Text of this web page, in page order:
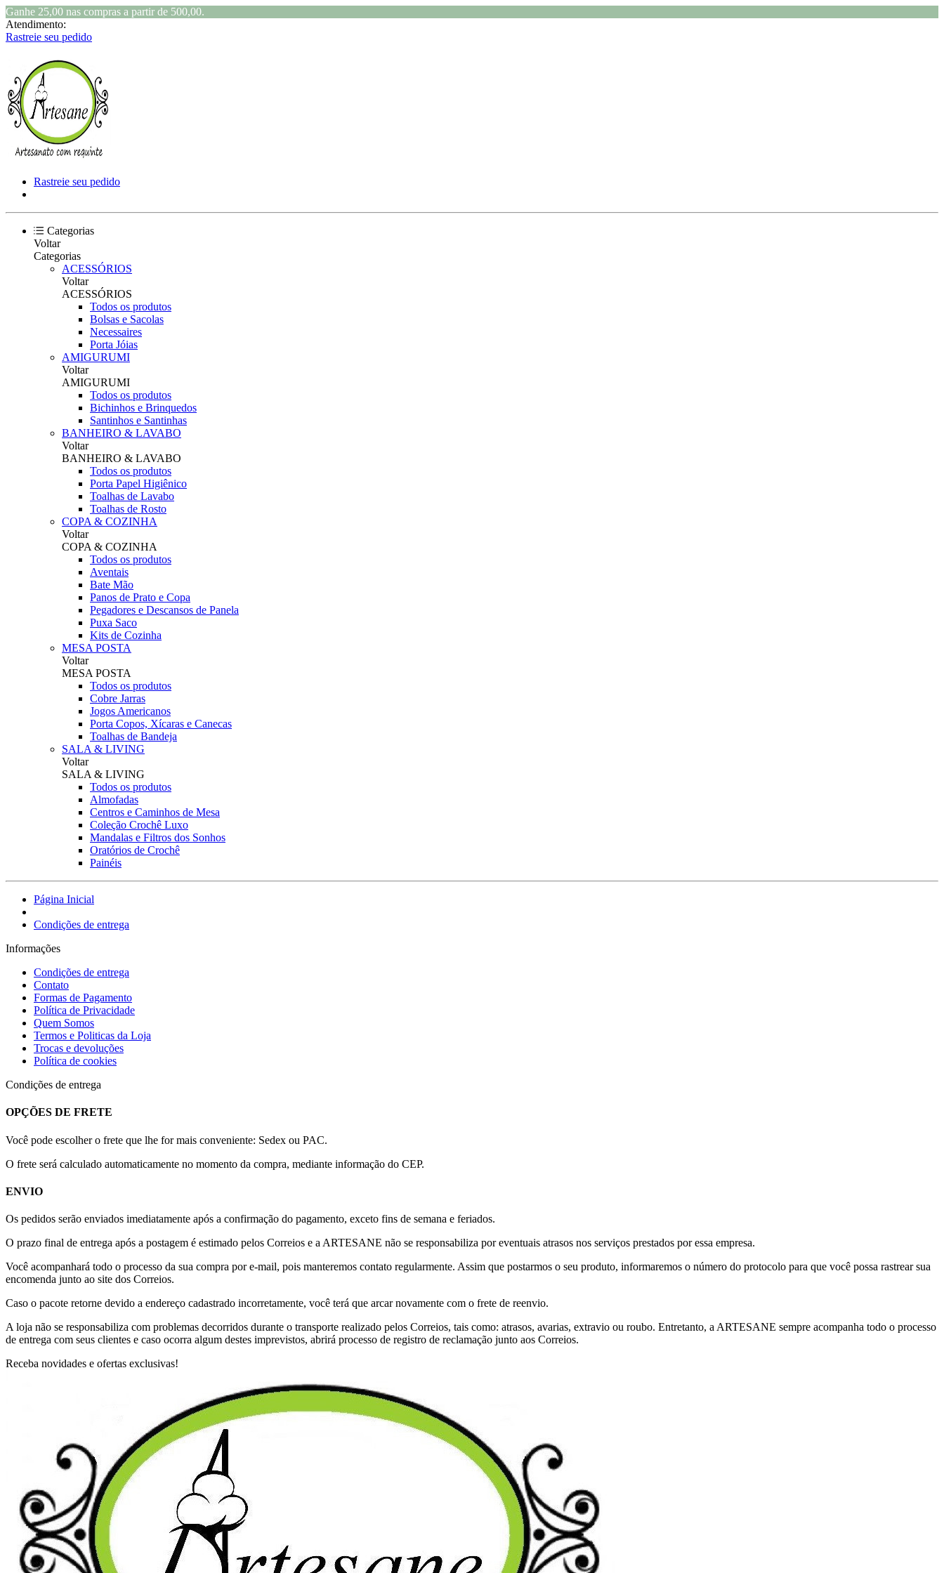
Ganhe 25,00 nas compras a partir de 500,00.
Atendimento:
Rastreie seu pedido
Rastreie seu pedido
Categorias
Voltar
Categorias
ACESSÓRIOS
Voltar
ACESSÓRIOS
Todos os produtos
Bolsas e Sacolas
Necessaires
Porta Jóias
AMIGURUMI
Voltar
AMIGURUMI
Todos os produtos
Bichinhos e Brinquedos
Santinhos e Santinhas
BANHEIRO & LAVABO
Voltar
BANHEIRO & LAVABO
Todos os produtos
Porta Papel Higiênico
Toalhas de Lavabo
Toalhas de Rosto
COPA & COZINHA
Voltar
COPA & COZINHA
Todos os produtos
Aventais
Bate Mão
Panos de Prato e Copa
Pegadores e Descansos de Panela
Puxa Saco
Kits de Cozinha
MESA POSTA
Voltar
MESA POSTA
Todos os produtos
Cobre Jarras
Jogos Americanos
Porta Copos, Xícaras e Canecas
Toalhas de Bandeja
SALA & LIVING
Voltar
SALA & LIVING
Todos os produtos
Almofadas
Centros e Caminhos de Mesa
Coleção Crochê Luxo
Mandalas e Filtros dos Sonhos
Oratórios de Crochê
Painéis
Página Inicial
Condições de entrega
Informações
Condições de entrega
Contato
Formas de Pagamento
Política de Privacidade
Quem Somos
Termos e Politicas da Loja
Trocas e devoluções
Política de cookies
Condições de entrega
OPÇÕES DE FRETE
Você pode escolher o frete que lhe for mais conveniente: Sedex ou PAC.
O frete será calculado automaticamente no momento da compra, mediante informação do CEP.
ENVIO
Os pedidos serão enviados imediatamente após a confirmação do pagamento, exceto fins de semana e feriados.
O prazo final de entrega após a postagem é estimado pelos Correios e a ARTESANE não se responsabiliza por eventuais atrasos nos serviços prestados por essa empresa.
Você acompanhará todo o processo da sua compra por e-mail, pois manteremos contato regularmente. Assim que postarmos o seu produto, informaremos o número do protocolo para que você possa rastrear sua
encomenda junto ao site dos Correios.
Caso o pacote retorne devido a endereço cadastrado incorretamente, você terá que arcar novamente com o frete de reenvio.
A loja não se responsabiliza com problemas decorridos durante o transporte realizado pelos Correios, tais como: atrasos, avarias, extravio ou roubo. Entretanto, a ARTESANE sempre acompanha todo o processo
de entrega com seus clientes e caso ocorra algum destes imprevistos, abrirá processo de registro de reclamação junto aos Correios.
Receba novidades e ofertas exclusivas!